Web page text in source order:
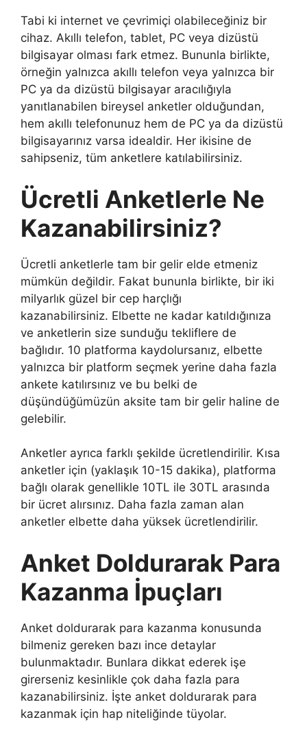
Tabi ki internet ve çevrimiçi olabileceğiniz bir
cihaz. Akıllı telefon, tablet, PC veya dizüstü
bilgisayar olması fark etmez. Bununla birlikte,
örneğin yalnızca akıllı telefon veya yalnızca bir
PC ya da dizüstü bilgisayar aracılığıyla
yanıtlanabilen bireysel anketler olduğundan,
hem akıllı telefonunuz hem de PC ya da dizüstü
bilgisayarınız varsa idealdir. Her ikisine de
sahipseniz, tüm anketlere katılabilirsiniz.
Ücretli Anketlerle Ne
Kazanabilirsiniz?
Ücretli anketlerle tam bir gelir elde etmeniz
mümkün değildir. Fakat bununla birlikte, bir iki
milyarlık güzel bir cep harçlığı
kazanabilirsiniz. Elbette ne kadar katıldığınıza
ve anketlerin size sunduğu tekliflere de
bağlıdır. 10 platforma kaydolursanız, elbette
yalnızca bir platform seçmek yerine daha fazla
ankete katılırsınız ve bu belki de
düşündüğümüzün aksite tam bir gelir haline de
gelebilir.
Anketler ayrıca farklı şekilde ücretlendirilir. Kısa
anketler için (yaklaşık 10-15 dakika), platforma
bağlı olarak genellikle 10TL ile 30TL arasında
bir ücret alırsınız. Daha fazla zaman alan
anketler elbette daha yüksek ücretlendirilir.
Anket Doldurarak Para
Kazanma İpuçları
Anket doldurarak para kazanma konusunda
bilmeniz gereken bazı ince detaylar
bulunmaktadır. Bunlara dikkat ederek işe
girerseniz kesinlikle çok daha fazla para
kazanabilirsiniz. İşte anket doldurarak para
kazanmak için hap niteliğinde tüyolar.